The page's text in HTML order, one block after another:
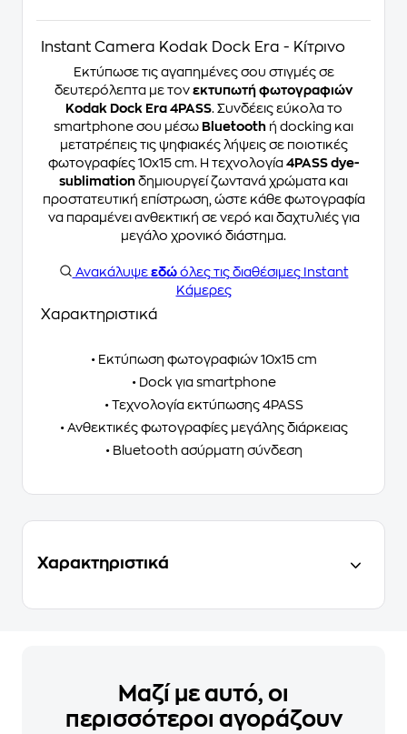
Instant Camera Kodak Dock Era - Κίτρινο
Εκτύπωσε τις αγαπημένες σου στιγμές σε
δευτερόλεπτα με τον εκτυπωτή φωτογραφιών
Kodak Dock Era 4PASS. Συνδέεις εύκολα το
smartphone σου μέσω Bluetooth ή docking και
μετατρέπεις τις ψηφιακές λήψεις σε ποιοτικές
φωτογραφίες 10x15 cm. Η τεχνολογία 4PASS dye-
sublimation δημιουργεί ζωντανά χρώματα και
προστατευτική επίστρωση, ώστε κάθε φωτογραφία
να παραμένει ανθεκτική σε νερό και δαχτυλιές για
μεγάλο χρονικό διάστημα.
Ανακάλυψε εδώόλες τις διαθέσιμες Instant
Κάμερες
Χαρακτηριστικά
• Εκτύπωση φωτογραφιών 10x15 cm
• Dock για smartphone
• Τεχνολογία εκτύπωσης 4PASS
• Ανθεκτικές φωτογραφίες μεγάλης διάρκειας
• Bluetooth ασύρματη σύνδεση
Χαρακτηριστικά
Μαζί με αυτό, οι
περισσότεροι αγοράζουν